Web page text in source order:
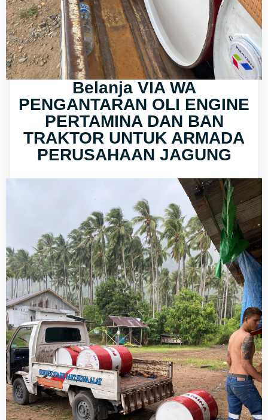
Belanja VIA WA
PENGANTARAN OLI ENGINE
PERTAMINA DAN BAN
TRAKTOR UNTUK ARMADA
PERUSAHAAN JAGUNG